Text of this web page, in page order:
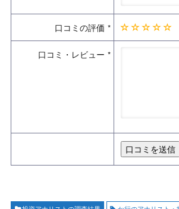
口コミの評価
口コミ・レビュー